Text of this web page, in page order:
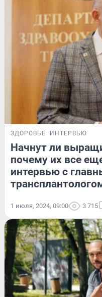
ЗДОРОВЬЕ ИНТЕРВЬЮ
Начнут ли
почему их все
интервью с
1 июля, 2024, 09:00 3 715